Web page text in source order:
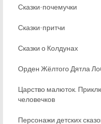
Сказки-почемучки
Сказки-притчи
Сказки о Колдунах
Орден Жёлтого Дятла
Царство малюток.
человечков
Персонажи детских